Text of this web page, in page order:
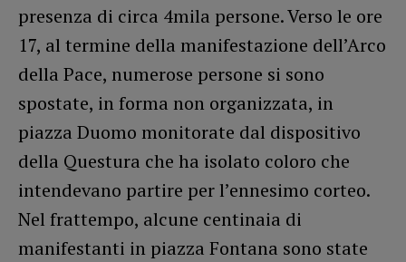
presenza di circa 4mila persone. Verso le ore
17, al termine della manifestazione dell’Arco
della Pace, numerose persone si sono
spostate, in forma non organizzata, in
piazza Duomo monitorate dal dispositivo
della Questura che ha isolato coloro che
intendevano partire per l’ennesimo corteo.
Nel frattempo, alcune centinaia di
manifestanti in piazza Fontana sono state